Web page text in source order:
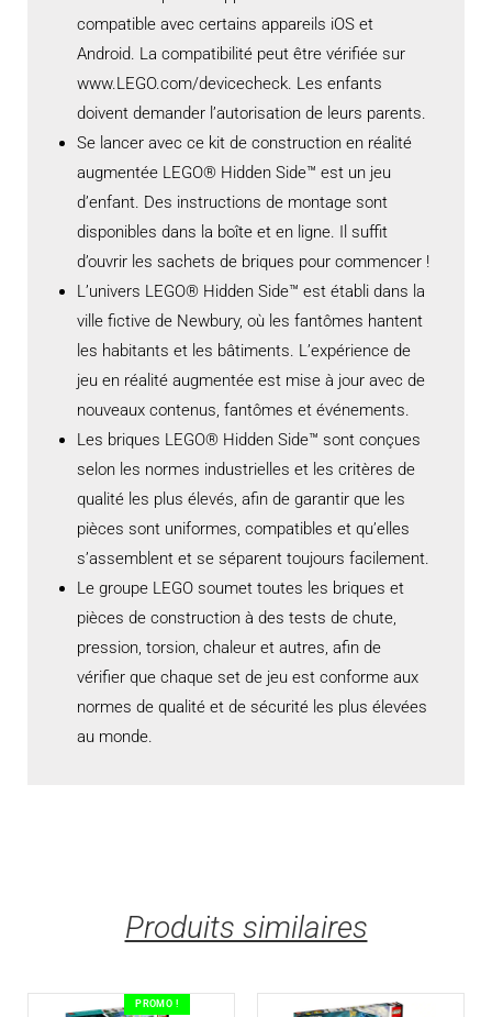
compatible avec certains appareils iOS et
Android. La compatibilité peut être vérifiée sur
www.LEGO.com/devicecheck. Les enfants
doivent demander l’autorisation de leurs parents.
Se lancer avec ce kit de construction en réalité
augmentée LEGO® Hidden Side™ est un jeu
d’enfant. Des instructions de montage sont
disponibles dans la boîte et en ligne. Il suffit
d’ouvrir les sachets de briques pour commencer !
L’univers LEGO® Hidden Side™ est établi dans la
ville fictive de Newbury, où les fantômes hantent
les habitants et les bâtiments. L’expérience de
jeu en réalité augmentée est mise à jour avec de
nouveaux contenus, fantômes et événements.
Les briques LEGO® Hidden Side™ sont conçues
selon les normes industrielles et les critères de
qualité les plus élevés, afin de garantir que les
pièces sont uniformes, compatibles et qu’elles
s’assemblent et se séparent toujours facilement.
Le groupe LEGO soumet toutes les briques et
pièces de construction à des tests de chute,
pression, torsion, chaleur et autres, afin de
vérifier que chaque set de jeu est conforme aux
normes de qualité et de sécurité les plus élevées
au monde.
Produits similaires
PROMO !